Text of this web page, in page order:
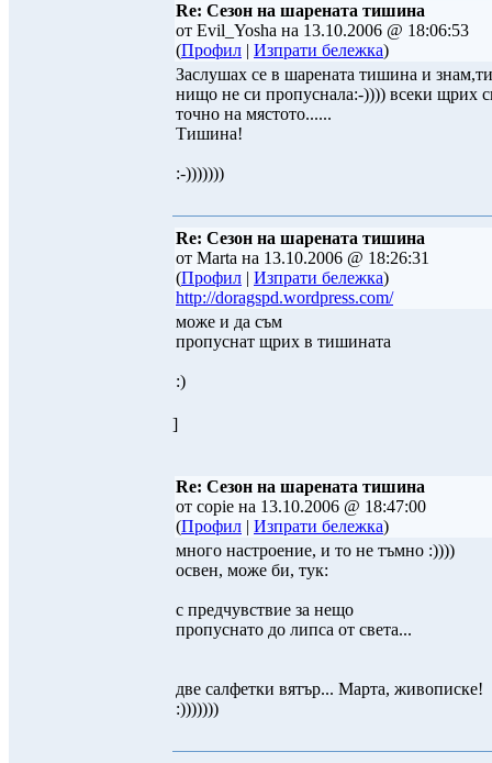
Re: Сезон на шарената тишина
от Evil_Yosha на 13.10.2006 @ 18:06:53
(Профил | Изпрати бележка)
Заслушах се в шарената тишина и знам,ти
нищо не си пропуснала:-)))) всеки щрих
точно на мястото......
Тишина!
:-)))))))
Re: Сезон на шарената тишина
от Marta на 13.10.2006 @ 18:26:31
(Профил | Изпрати бележка)
http://doragspd.wordpress.com/
може и да съм
пропуснат щрих в тишината
:)
]
Re: Сезон на шарената тишина
от copie на 13.10.2006 @ 18:47:00
(Профил | Изпрати бележка)
много настроение, и то не тъмно :))))
освен, може би, тук:
с предчувствие за нещо
пропуснато до липса от света...
две салфетки вятър... Марта, живописке!
:)))))))